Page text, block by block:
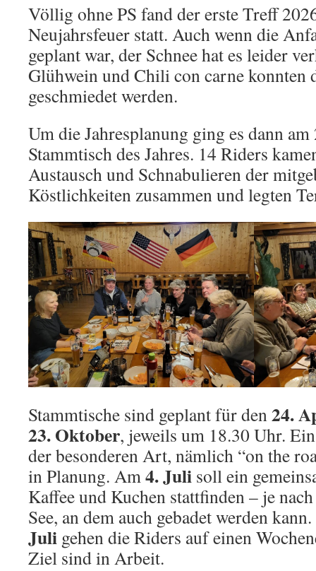
Völlig ohne PS fand der erste Treff
Neujahrsfeuer statt. Auch wenn die
geplant war, der Schnee hat es leider
Glühwein und Chili con carne konnten
geschmiedet werden.
Um die Jahresplanung ging es dann
Stammtisch des Jahres. 14 Riders
Austausch und Schnabulieren der
Köstlichkeiten zusammen und legten
Stammtische sind geplant für den24.
23. Oktober, jeweils um 18.30 Uhr.
der besonderen Art, nämlich “on the
in Planung. Am4. Juli soll ein
Kaffee und Kuchen stattfinden – je
See, an dem auch gebadet werden
Juli gehen die Riders auf einen
Ziel sind in Arbeit.